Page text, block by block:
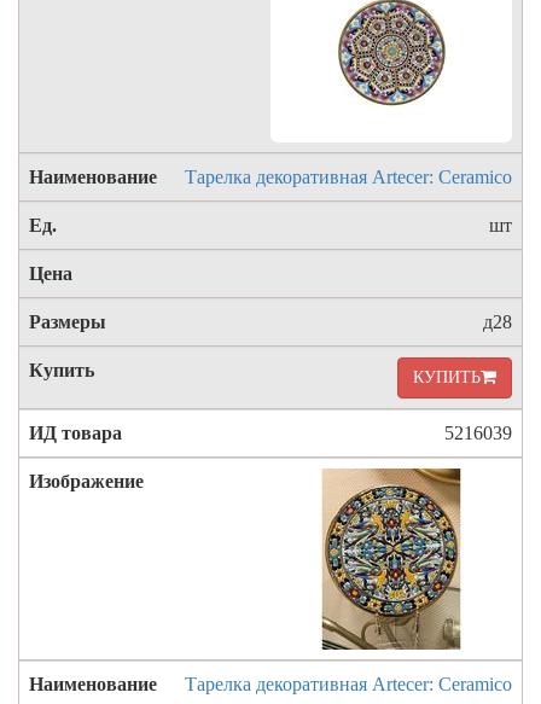
Тарелка декоративная Artecer: Ceramico
шт
д28
КУПИТЬ
5216039
Тарелка декоративная Artecer: Ceramico